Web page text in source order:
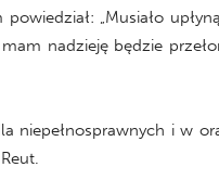
„Musiało
nadzieję będzie
niepełnosprawnych i w